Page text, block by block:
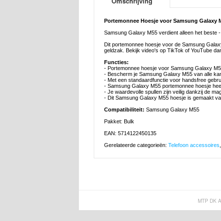
Portemonnee Hoesje voor Samsung Galaxy
Samsung Galaxy M55 verdient alleen het beste
Dit portemonnee hoesje voor de Samsung
geldzak. Bekijk video's op TikTok of YouTube
Functies:
- Portemonnee hoesje voor Samsung Galaxy
- Bescherm je Samsung Galaxy M55 van alle
- Met een standaardfunctie voor handsfree
- Samsung Galaxy M55 portemonnee hoesje
- Je waardevolle spullen zijn veilig dankzij de
- Dit Samsung Galaxy M55 hoesje is gemaakt
Compatibiliteit: Samsung Galaxy M55
Pakket: Bulk
EAN: 5714122450135
Gerelateerde categorieën: Telefoon accessoires
MTP DK